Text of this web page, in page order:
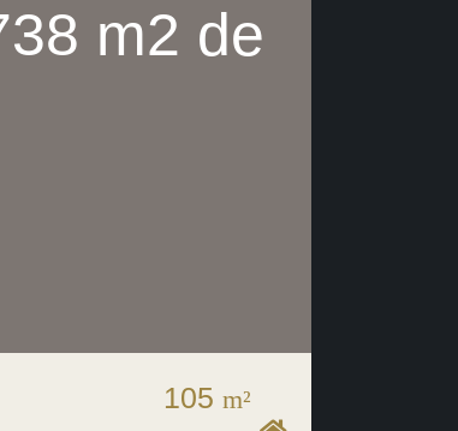
m2 de
105 m²